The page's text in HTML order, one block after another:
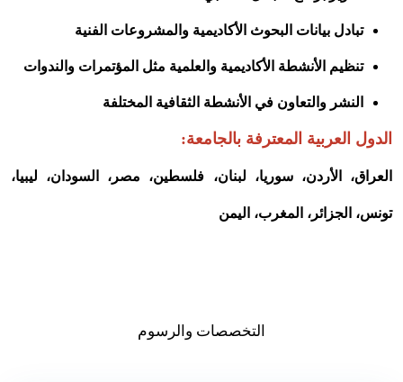
تبادل بيانات البحوث الأكاديمية والمشروعات الفنية
تنظيم الأنشطة الأكاديمية والعلمية مثل المؤتمرات والندوات
النشر والتعاون في الأنشطة الثقافية المختلفة
الدول العربية المعترفة بالجامعة:
العراق، الأردن، سوريا، لبنان، فلسطين، مصر، السودان، ليبيا،
تونس، الجزائر، المغرب، اليمن
التخصصات والرسوم